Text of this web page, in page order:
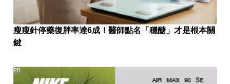
瘦瘦針停藥復胖率達6成！醫師點名「穩醣」才是根本關
鍵
PR